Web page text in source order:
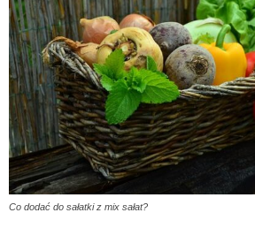
Co dodać do sałatki z mix sałat?